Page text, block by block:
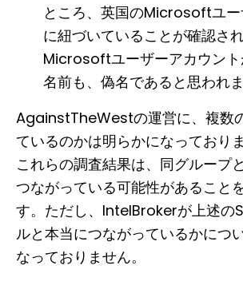
ところ、英国のMicrosoftユー
に紐づいていることが確認さ
Microsoftユーザーアカウント
名前も、偽名であると思われま
AgainstTheWestの運営に、複数
ているのかは明らかになっており
これらの調査結果は、同グループ
つながっている可能性があること
す。ただし、IntelBrokerが上述の
ルと本当につながっているかにつ
なっておりません。